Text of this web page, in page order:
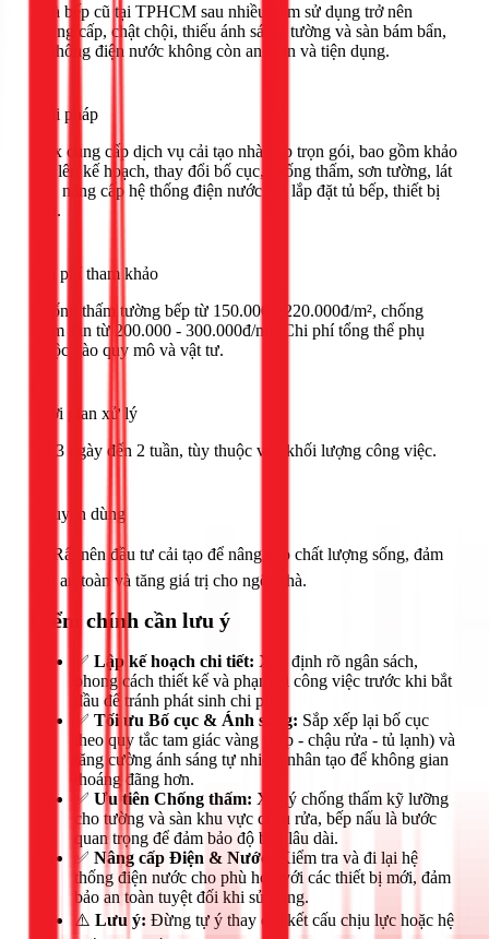
Nhà bếp cũ tại TPHCM sau nhiều năm sử dụng trở nên
xuống cấp, chật chội, thiếu ánh sáng, tường và sàn bám bẩn,
hệ thống điện nước không còn an toàn và tiện dụng.
Giải pháp
1Fix cung cấp dịch vụ cải tạo nhà bếp trọn gói, bao gồm khảo
sát, lên kế hoạch, thay đổi bố cục, chống thấm, sơn tường, lát
sàn, nâng cấp hệ thống điện nước, và lắp đặt tủ bếp, thiết bị
mới.
Chi phí tham khảo
Chống thấm tường bếp từ 150.000 - 220.000đ/m², chống
thấm sàn từ 200.000 - 300.000đ/m². Chi phí tổng thể phụ
thuộc vào quy mô và vật tư.
Thời gian xử lý
Từ 3 ngày đến 2 tuần, tùy thuộc vào khối lượng công việc.
Khuyên dùng
🟢 Rất nên đầu tư cải tạo để nâng cao chất lượng sống, đảm
bảo an toàn và tăng giá trị cho ngôi nhà.
Điểm chính cần lưu ý
✅ Lập kế hoạch chi tiết: Xác định rõ ngân sách,
phong cách thiết kế và phạm vi công việc trước khi bắt
đầu để tránh phát sinh chi phí.
✅ Tối ưu Bố cục & Ánh sáng: Sắp xếp lại bố cục
theo quy tắc tam giác vàng (bếp - chậu rửa - tủ lạnh) và
tăng cường ánh sáng tự nhiên, nhân tạo để không gian
thoáng đãng hơn.
✅ Ưu tiên Chống thấm: Xử lý chống thấm kỹ lưỡng
cho tường và sàn khu vực chậu rửa, bếp nấu là bước
quan trọng để đảm bảo độ bền lâu dài.
✅ Nâng cấp Điện & Nước:
Kiểm tra và đi lại hệ
thống điện nước cho phù hợp với các thiết bị mới, đảm
bảo an toàn tuyệt đối khi sử dụng.
⚠️ Lưu ý: Đừng tự ý thay đổi kết cấu chịu lực hoặc hệ